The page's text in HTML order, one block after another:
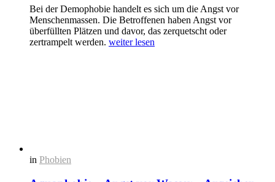
Bei der Demophobie handelt es sich um die Angst vor
Menschenmassen. Die Betroffenen haben Angst vor
überfüllten Plätzen und davor, das zerquetscht oder
zertrampelt werden. weiter lesen
in Phobien